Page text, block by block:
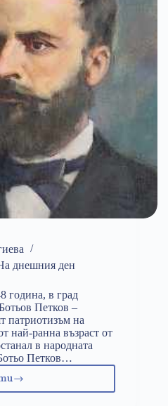
днешния ден
година, в град
Петков –
патриотизъм на
най-ранна възраст от
в народната
Петков…